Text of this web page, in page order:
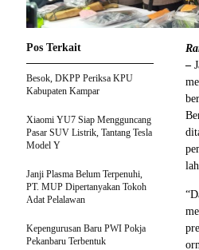
–
Pos Terkait
Besok, DKPP Periksa KPU
Kabupaten Kampar
Xiaomi YU7 Siap Mengguncang
Pasar SUV Listrik, Tantang Tesla
Model Y
Janji Plasma Belum Terpenuhi,
PT. MUP Dipertanyakan Tokoh
Adat Pelalawan
Kepengurusan Baru PWI Pokja
Pekanbaru Terbentuk